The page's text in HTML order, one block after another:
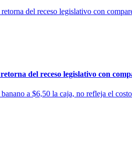
del receso legislativo con